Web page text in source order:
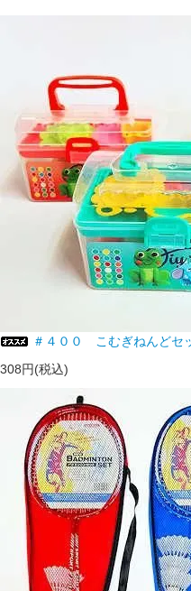
＃４００ こむぎねんどセ
308円(税込)